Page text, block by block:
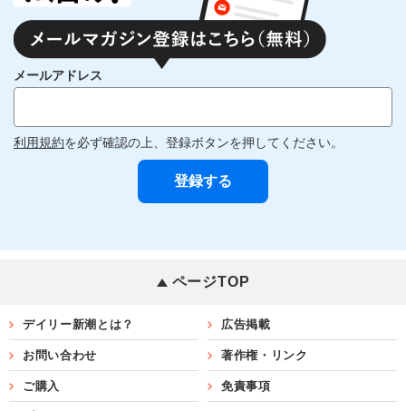
メールアドレス
利用規約を必ず確認の上、登録ボタンを押してください。
ページTOP
デイリー新潮とは？ 広告掲載
お問い合わせ 著作権・リンク
ご購入 免責事項